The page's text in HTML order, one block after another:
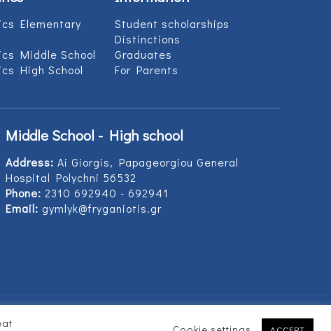
Elementary
Middle School
High School
Student scholarships
Distinctions
Graduates
For Parents
Middle School - High school
Address: Ai Giorgis, Papageorgiou General
Hospital Polychni 56532
Phone: 2310 692940 - 692941
Email: gymlyk@fryganiotis.gr